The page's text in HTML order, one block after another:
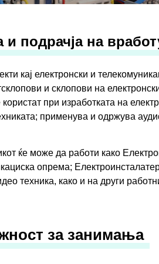
и подрачја на
кај електронски и
и склопови на
при изработката на
применува и одржува
ќе може да работи како
опрема;
техника, како и на други
за занимања